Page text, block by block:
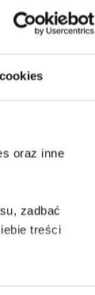
oraz inne
zadbać
treści
które wymagają